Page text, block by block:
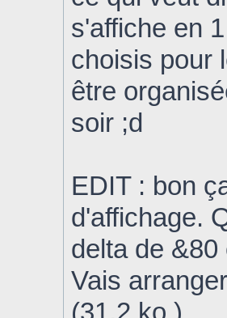
s'affiche en
choisis pour
être
soir ;d
EDIT : bon
d'affichage.
delta de
Vais
(31,2 ko )